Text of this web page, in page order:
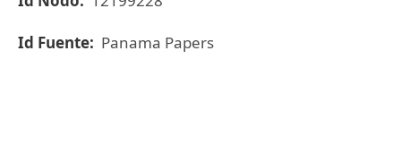
Id Fuente: Panama Papers